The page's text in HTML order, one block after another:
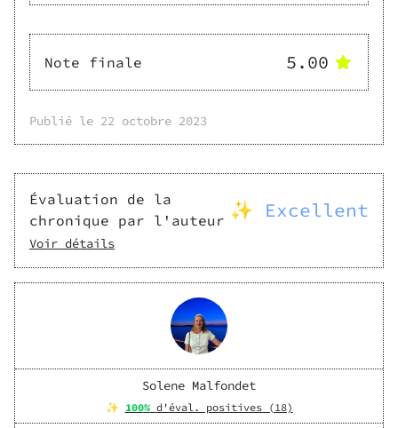
Note finale 5.00
Publié le 22 octobre 2023
Évaluation de la
chronique par l'auteur ✨ Excellent
Voir détails
Solene Malfondet
✨ 100% d'éval. positives (18)